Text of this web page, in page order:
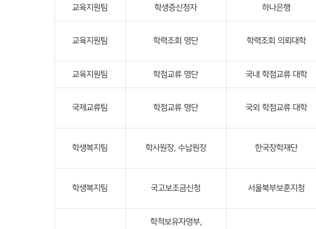
교육지원팀 학생증신청자 하나은행
교육지원팀 학력조회 명단 학력조회 의뢰대학
교육지원팀 학점교류 명단 국내 학점교류 대학
국제교류팀 학점교류 명단 국외 학점교류 대학
학생복지팀 학사원장, 수납원장 한국장학재단
학생복지팀 국고보조금신청 서울북부보훈지청
학적보유자명부,